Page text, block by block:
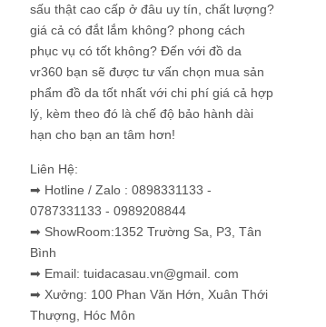
sấu thật cao cấp ở đâu uy tín, chất lượng?
giá cả có đắt lắm không? phong cách
phục vụ có tốt không? Đến với đồ da
vr360 bạn sẽ được tư vấn chọn mua sản
phẩm đồ da tốt nhất với chi phí giá cả hợp
lý, kèm theo đó là chế độ bảo hành dài
hạn cho bạn an tâm hơn!
Liên Hệ:
➡ Hotline / Zalo : 0898331133 -
0787331133 - 0989208844
➡ ShowRoom:1352 Trường Sa, P3, Tân
Bình
➡ Email: tuidacasau.vn@gmail. com
➡ Xưởng: 100 Phan Văn Hớn, Xuân Thới
Thượng, Hóc Môn